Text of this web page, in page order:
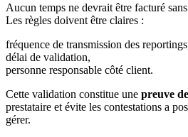
Aucun temps ne devrait être facturé
Les règles doivent être claires :
fréquence de transmission des
délai de validation,
personne responsable côté client.
Cette validation constitue une preuve
prestataire et évite les contestations a
gérer.